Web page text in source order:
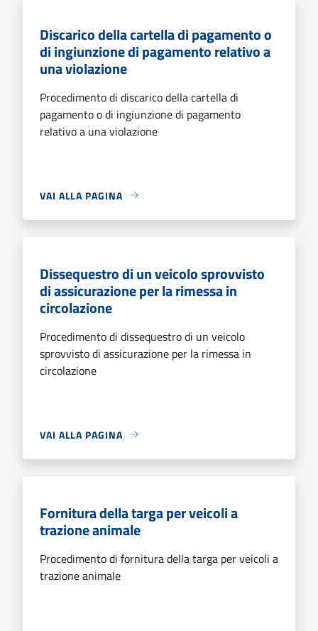
Discarico della cartella di pagamento o
di ingiunzione di pagamento relativo a
una violazione
Procedimento di discarico della cartella di
pagamento o di ingiunzione di pagamento
relativo a una violazione
VAI ALLA PAGINA
Dissequestro di un veicolo sprovvisto
di assicurazione per la rimessa in
circolazione
Procedimento di dissequestro di un veicolo
sprovvisto di assicurazione per la rimessa in
circolazione
VAI ALLA PAGINA
Fornitura della targa per veicoli a
trazione animale
Procedimento di fornitura della targa per veicoli a
trazione animale